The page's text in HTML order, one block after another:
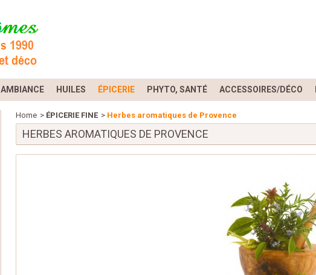
AMBIANCE HUILES ÉPICERIE PHYTO, SANTÉ ACCESSOIRES/DÉCO
Home > ÉPICERIE FINE > Herbes aromatiques de Provence
HERBES AROMATIQUES DE PROVENCE